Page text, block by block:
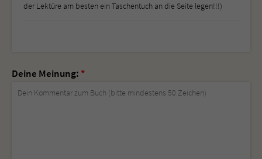
der Lektüre am besten ein Taschentuch an die Seite legen!!!)
Deine Meinung: *